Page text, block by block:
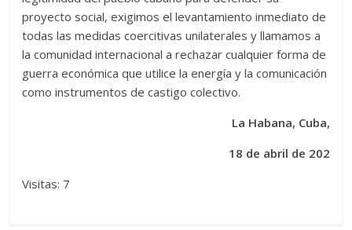
proyecto social, exigimos el levantamiento inmediato de
todas las medidas coercitivas unilaterales y llamamos a
la comunidad internacional a rechazar cualquier forma de
guerra económica que utilice la energía y la comunicación
como instrumentos de castigo colectivo.
La Habana, Cuba,
18 de abril de 202
Visitas: 7